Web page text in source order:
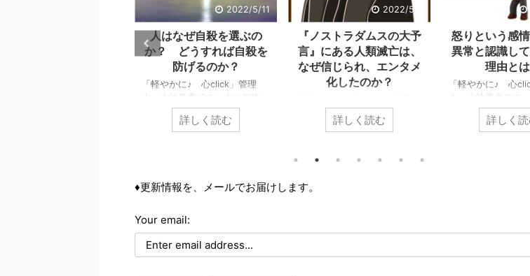
2022/5/11
人はなぜ自殺を選ぶの
か？ どうすれば自殺を
防げるのか？
「軽やかに♪ 心click」管理
人、小池義孝です。人は何故、
自殺を選ぶのでしょうか？ 自
殺するまで追い込まれない為に
は、それら個々の事情に取り組
ておくべき内容です。 自殺の
人は、どういう時に自殺に至
るのか？ その精神状態を詳し
詳しく読む
2022/5/2
『ノストラダムスの大予
言』にある人類滅亡は、
なぜ信じられ、エンタメ
化したのか？
人、小池義孝です。今回は、子
供の頃にあった『ノストラダム
ラダムスは日常の一部でした。
滅亡すると怖れ、その恐怖と不
た。 けれどもそこには、人
て楽しむ、奇妙な空気も存在し
詳しく読む
怒りという感
異常と認識し
理由と
「軽やかに♪ 心
人、小池義孝です
りの危険性につい
す。 怒りは、爆
欠如を指します。
詳しく
♦更新情報を、メールでお届けします。
Your email: